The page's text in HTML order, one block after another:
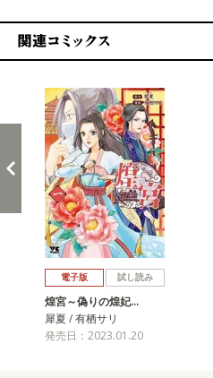
電子版 試し読み
煌宮～偽りの煌妃…
犀夏 / 有栖サリ
発売日：2023.01.20